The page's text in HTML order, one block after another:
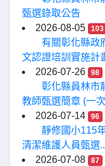
甄選錄取公告
2026-08-05
103
有關彰化縣政
文認證培訓實施計
2026-07-26
98
彰化縣員林市
教師甄選簡章 (一
2026-07-14
96
靜修國小115
清潔維護人員甄選
2026-07-08
87